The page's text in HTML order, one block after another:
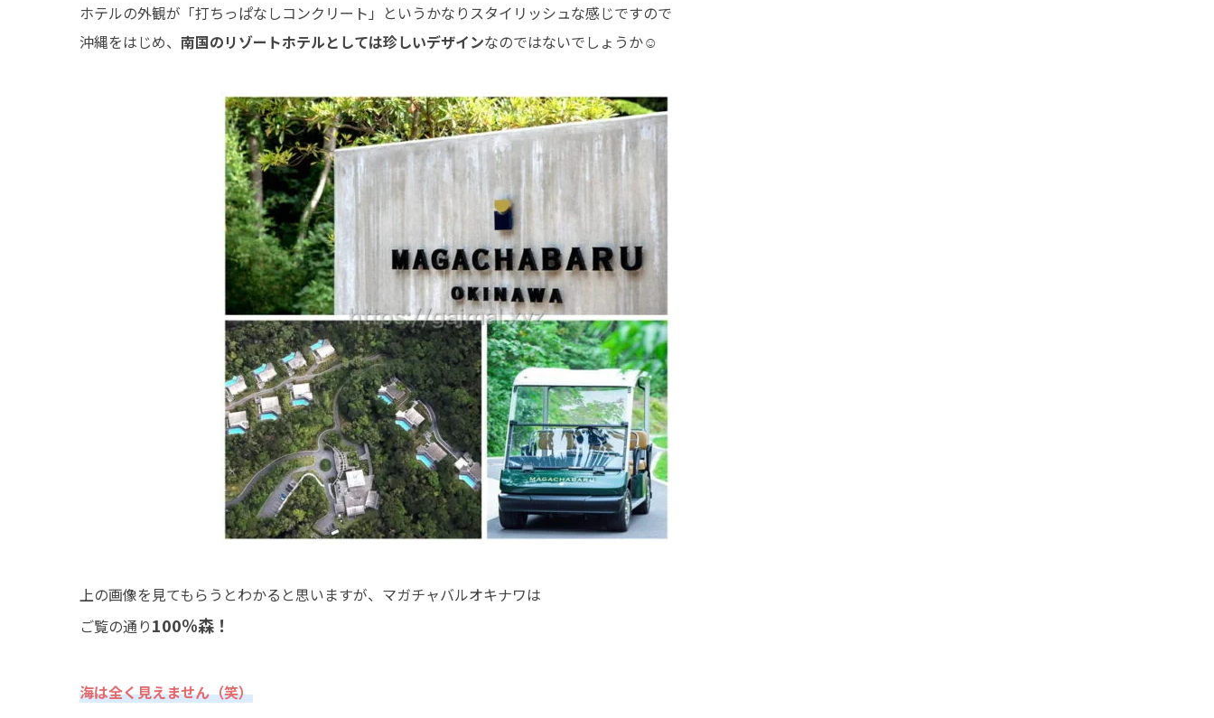
ホテルの外観が「打ちっぱなしコンクリート」というかなりスタイリッシュな感じですので
沖縄をはじめ、 南国のリゾートホテルとしては珍しいデザインなのではないでしょうか☺
上の画像を見てもらうとわかると思いますが、マガチャバルオキナワは
ご覧の通り100％森！
海は全く見えません（笑）